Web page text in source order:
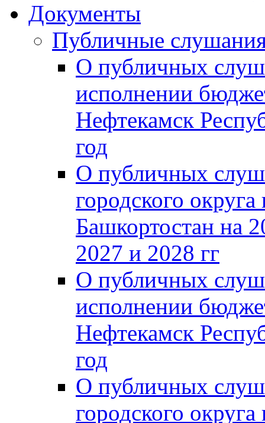
Документы
Публичные
О публичных
исполнении
Нефтекамск
год
О публичных
городского
Башкортостан на
2027 и 2028 гг
О публичных
исполнении
Нефтекамск
год
О публичных
городского